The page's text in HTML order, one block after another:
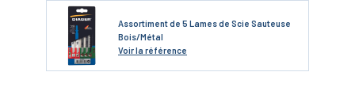
Assortiment de 5 Lames de Scie Sauteuse
Bois/Métal
Voirla référence